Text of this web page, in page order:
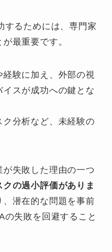
するためには、専門家
最重要です。
験に加え、外部の視
スが成功への鍵とな
分析など、未経験の
失敗した理由の一つ
の過小評価がありま
潜在的な問題を事前
の失敗を回避すること